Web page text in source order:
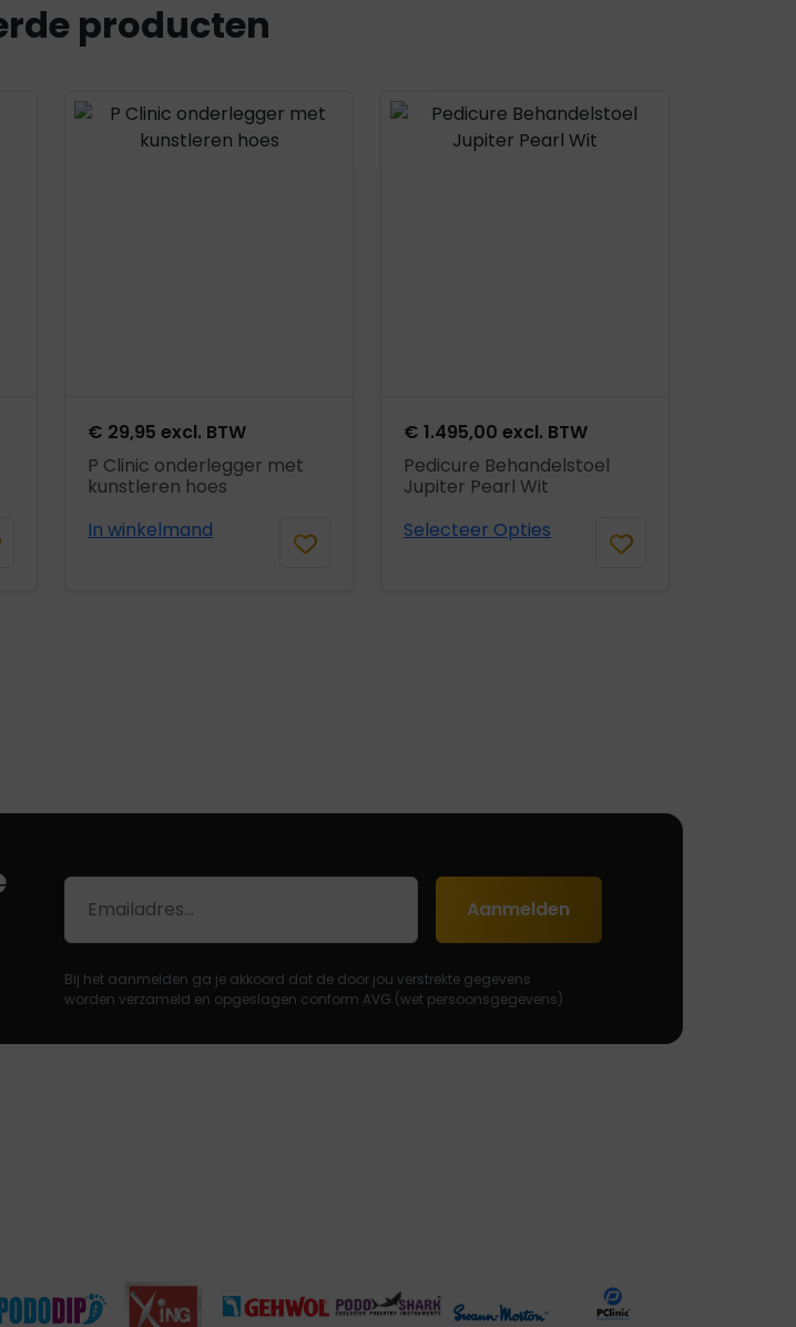
producten
Product openen
€ 29,95 excl. BTW
P Clinic onderlegger met
kunstleren hoes
In winkelmand
Product openen
€ 1.495,00 excl. BTW
Pedicure Behandelstoel
Jupiter Pearl Wit
Selecteer Opties
E-
mailadres
Aanmelden
Bij het aanmelden ga je akkoord dat de door jou verstrekte gegevens
worden verzameld en opgeslagen conform AVG (wet persoonsgegevens)